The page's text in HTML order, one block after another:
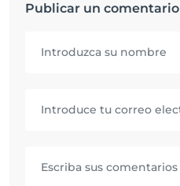
Publicar un comentario